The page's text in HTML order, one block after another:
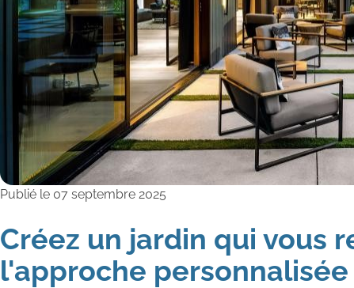
Publié le 07 septembre 2025
Créez un jardin qui vous
l'approche personnalisée